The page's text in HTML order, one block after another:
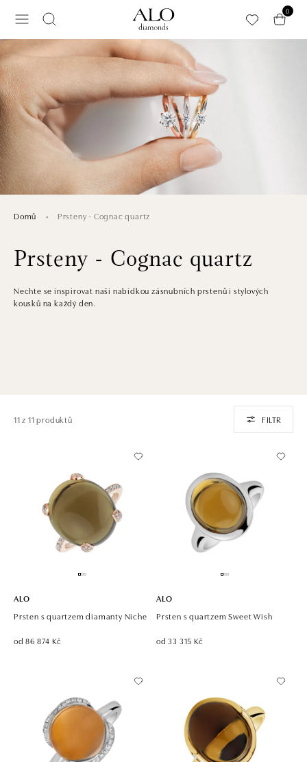
0
Domů Prsteny - Cognac quartz
Prsteny - Cognac quartz
Nechte se inspirovat naši nabídkou zásnubních prstenů i stylových
kousků na každý den.
11 z 11 produktů FILTR
ALO
Prsten s quartzem diamanty Niche
od 86 874 Kč
ALO
Prsten s quartzem Sweet Wish
od 33 315 Kč